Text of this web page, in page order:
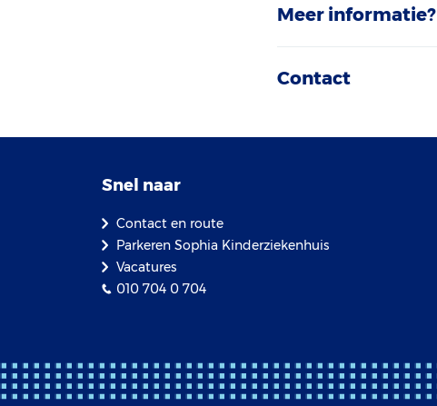
Meer informatie?
Contact
Snel naar
Contact en route
Parkeren Sophia Kinderziekenhuis
Vacatures
010 704 0 704